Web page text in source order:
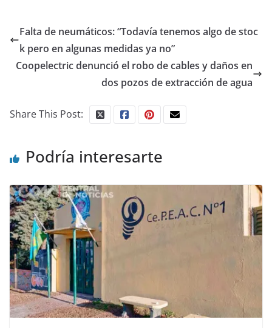
Falta de neumáticos: “Todavía tenemos algo de stoc
k pero en algunas medidas ya no”
Coopelectric denunció el robo de cables y daños en
dos pozos de extracción de agua
Share This Post:
Podría interesarte